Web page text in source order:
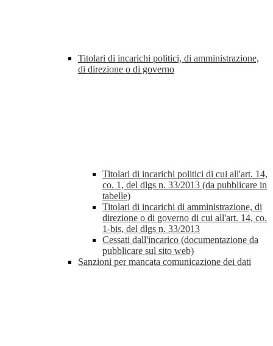
Titolari di incarichi politici, di amministrazione,
di direzione o di governo
Titolari di incarichi politici di cui all'art. 14,
co. 1, del dlgs n. 33/2013 (da pubblicare in
tabelle)
Titolari di incarichi di amministrazione, di
direzione o di governo di cui all'art. 14, co.
1-bis, del dlgs n. 33/2013
Cessati dall'incarico (documentazione da
pubblicare sul sito web)
Sanzioni per mancata comunicazione dei dati